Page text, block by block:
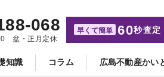
知識 コラム 広島不動産かい
068
盆・正月定休
早くて簡単 60秒査定